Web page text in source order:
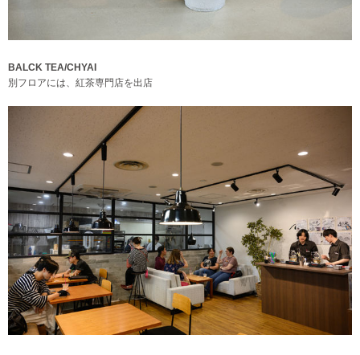
BALCK TEA/CHYAI
別フロアには、紅茶専門店を出店